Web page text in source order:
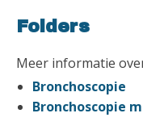
Folders
Meer informatie
Bronchoscopie
Bronchoscopie